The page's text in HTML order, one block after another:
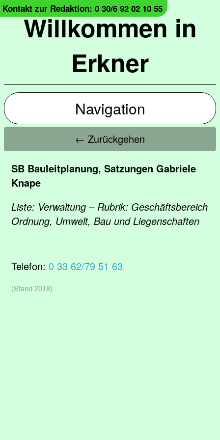
Willkommen in
Erkner
Kontakt zur Redaktion: 0 30/6 92 02 10 55
Navigation
← Zurückgehen
SB Bauleitplanung, Satzungen Gabriele
Knape
Liste: Verwaltung – Rubrik: Geschäftsbereich
Ordnung, Umwelt, Bau und Liegenschaften
Telefon: 0 33 62/79 51 63
(Stand 2018)